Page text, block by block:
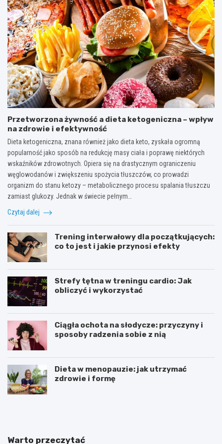
Przetworzona żywność a dieta ketogeniczna – wpływ
na zdrowie i efektywność
Dieta ketogeniczna, znana również jako dieta keto, zyskała ogromną
popularność jako sposób na redukcję masy ciała i poprawę niektórych
wskaźników zdrowotnych. Opiera się na drastycznym ograniczeniu
węglowodanów i zwiększeniu spożycia tłuszczów, co prowadzi
organizm do stanu ketozy – metabolicznego procesu spalania tłuszczu
zamiast glukozy. Jednak w świecie pełnym…
Czytaj dalej
Trening interwałowy dla początkujących:
co to jest i jakie przynosi efekty
Strefy tętna w treningu cardio: Jak
obliczyć i wykorzystać
Ciągła ochota na słodycze: przyczyny i
sposoby radzenia sobie z nią
Dieta w menopauzie: jak utrzymać
zdrowie i formę
J
w
Z
e
Warto przeczytać